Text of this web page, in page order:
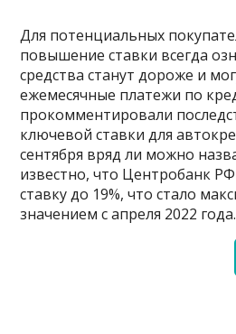
Для потенциальных
повышение ставки всегда
средства станут дороже и
ежемесячные платежи по
прокомментировали
ключевой ставки для
сентября вряд ли можно
известно, что Центробанк
ставку до 19%, что стало
значением с апреля 2022